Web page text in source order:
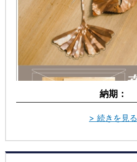
納期：
> 続きを見る